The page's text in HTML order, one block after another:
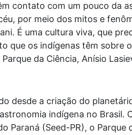
contato com um pouco da
por meio dos mitos e
É uma cultura viva, que
que os indígenas têm sobre
da Ciência, Anísio
desde a criação do
indígena no Brasil.
Paraná (Seed-PR), o Parque